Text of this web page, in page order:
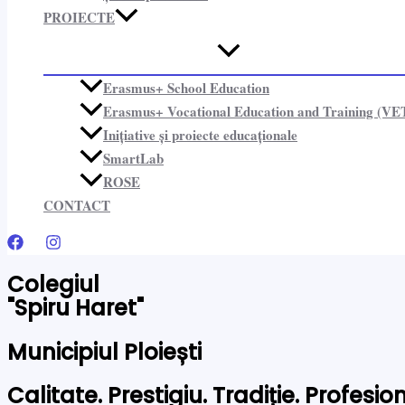
PROIECTE​
Erasmus+ School Education
Erasmus+ Vocational Education and Training
Inițiative și proiecte educaționale​
SmartLab
ROSE
CONTACT
Colegiul
"Spiru Haret"
Municipiul Ploiești
Calitate. Prestigiu. Tradiție.